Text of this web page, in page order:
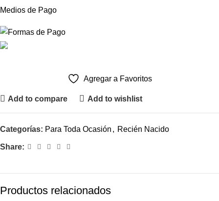
Medios de Pago
Agregar a Favoritos
Add to compare Add to wishlist
Categorías: Para Toda Ocasión , Recién Nacido
Share:
Productos relacionados